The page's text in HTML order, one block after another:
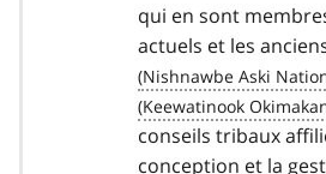
qui en sont
actuels et les
conseils tribaux
conception et la